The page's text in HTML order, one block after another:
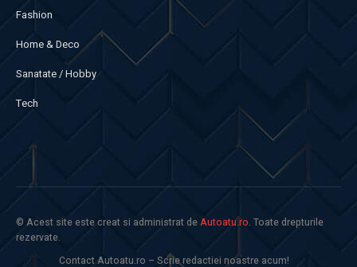
Fashion
Home & Deco
Sanatate / Hobby
Tech
© Acest site este creat si administrat deAutoatu.ro. Toate drepturile
rezervate.
Contact Autoatu.ro – Scrie redactiei noastre acum!